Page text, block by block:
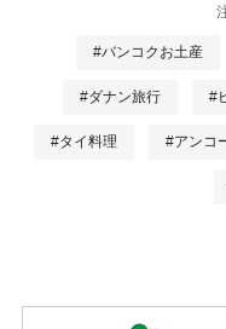
#バンコクお土産
#ダナン旅行 #
#タイ料理 #アンコ